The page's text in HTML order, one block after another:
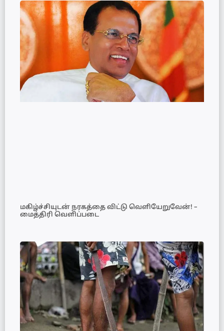
மகிழ்ச்சியுடன் நரகத்தை விட்டு வெளியேறுவேன்! –
மைத்திரி வெளிப்படை